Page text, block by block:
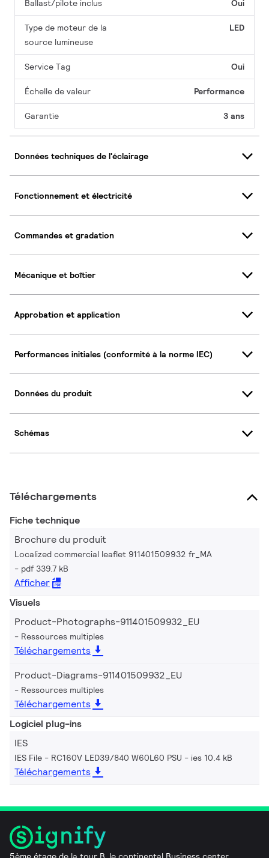
Ballast/pilote inclus Oui
Type de moteur de la
source lumineuse
LED
Service Tag Oui
Échelle de valeur Performance
Garantie 3 ans
Données techniques de l'éclairage
Fonctionnement et électricité
Commandes et gradation
Mécanique et boîtier
Approbation et application
Performances initiales (conformité à la norme IEC)
Données du produit
Schémas
Téléchargements
Fiche technique
Brochure du produit
Localized commercial leaflet 911401509932 fr_MA
pdf 339.7 kB
Afficher
Visuels
Product-Photographs-911401509932_EU
Ressources multiples
Téléchargements
Product-Diagrams-911401509932_EU
Ressources multiples
Téléchargements
Logiciel plug-ins
IES
IES File - RC160V LED39/840 W60L60 PSU ies 10.4 kB
Téléchargements